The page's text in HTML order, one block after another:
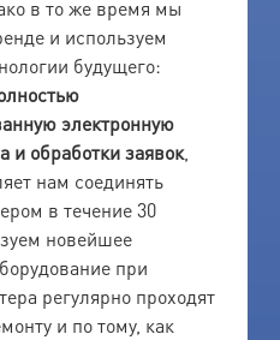
в то же время мы
и используем
будущего:
электронную
и обработки заявок,
нам соединять
в течение 30
новейшее
при
регулярно проходят
и по тому, как